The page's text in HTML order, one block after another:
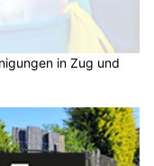
in Zug und